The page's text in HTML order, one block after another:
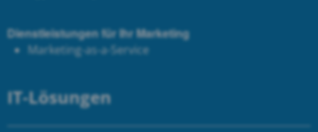
Dienstleistungen für Ihr Marketing
Marketing-as-a-Service
IT-Lösungen